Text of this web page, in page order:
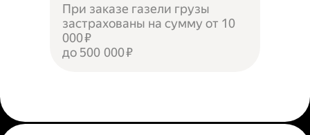
При заказе газели грузы
застрахованы на сумму от 10
000 ₽
до 500 000 ₽